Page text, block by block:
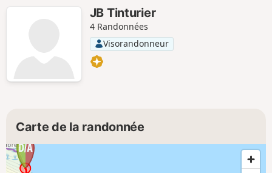
JB Tinturier
4 Randonnées
Visorandonneur
Carte de la randonnée